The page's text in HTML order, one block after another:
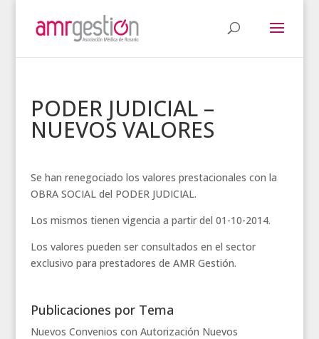
PODER JUDICIAL –
NUEVOS VALORES
Se han renegociado los valores prestacionales con la
OBRA SOCIAL del PODER JUDICIAL.
Los mismos tienen vigencia a partir del 01-10-2014.
Los valores pueden ser consultados en el sector
exclusivo para prestadores de AMR Gestión.
Publicaciones por Tema
Nuevos Convenios con Autorización Nuevos